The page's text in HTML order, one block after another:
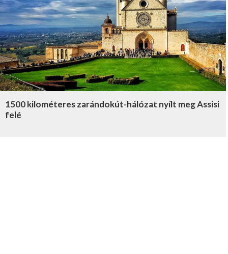
1500 kilométeres zarándokút-hálózat nyílt meg Assisi
felé